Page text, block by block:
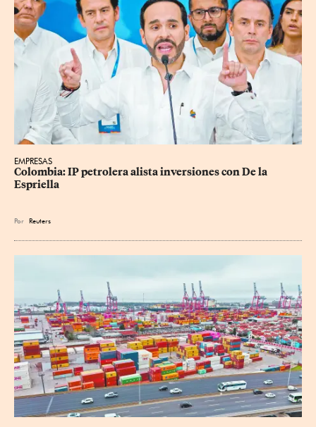
EMPRESAS
Colombia: IP petrolera alista inversiones con De la
Espriella
Por Reuters